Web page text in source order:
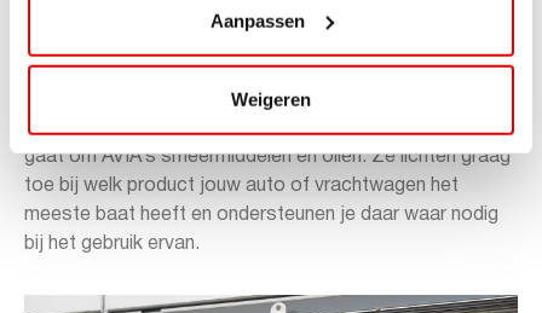
Aanpassen
Weigeren
Smeeradvies op maat
Onze medewerkers zijn er ook om je van persoonlijk
advies en technische ondersteuning te voorzien als het
gaat om AVIA’s smeermiddelen en oliën. Ze lichten graag
toe bij welk product jouw auto of vrachtwagen het
meeste baat heeft en ondersteunen je daar waar nodig
bij het gebruik ervan.